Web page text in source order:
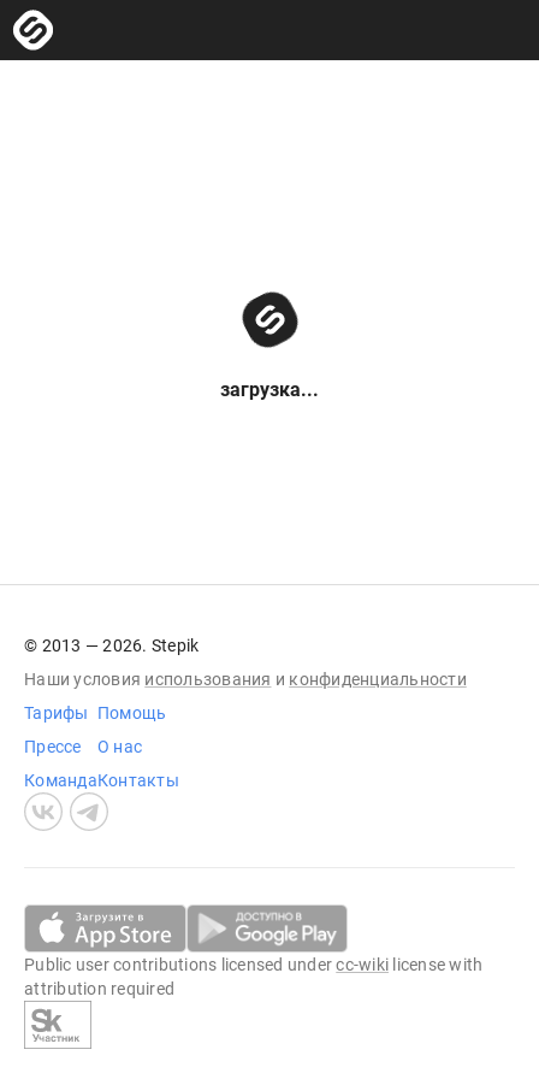
загрузка...
© 2013 — 2026. Stepik
Наши условия использования и конфиденциальности
Тарифы
Прессе
Команда
Помощь
О нас
Контакты
Public user contributions licensed undercc-wiki license with
attribution required